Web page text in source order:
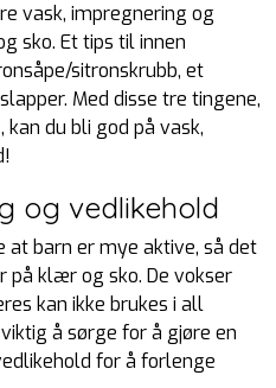
vask, impregnering og
sko. Et tips til innen
sitronskrubb, et
Med disse tre tingene,
du bli god på vask,
og vedlikehold
at barn er mye aktive, så det
på klær og sko. De vokser
kan ikke brukes i all
å sørge for å gjøre en
for å forlenge